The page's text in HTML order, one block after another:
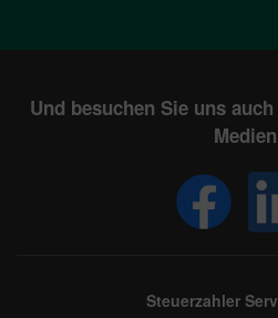
Und besuchen Sie uns
Steuerzahler